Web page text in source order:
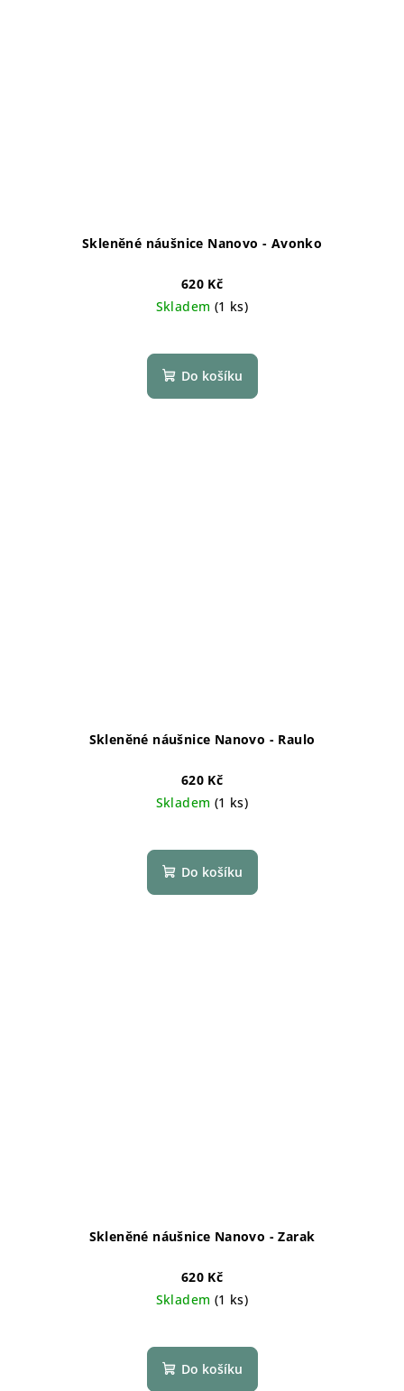
Skleněné náušnice Nanovo - Avonko
620 Kč
Skladem (1 ks)
Do košíku
Skleněné náušnice Nanovo - Raulo
620 Kč
Skladem (1 ks)
Do košíku
Skleněné náušnice Nanovo - Zarak
620 Kč
Skladem (1 ks)
Do košíku